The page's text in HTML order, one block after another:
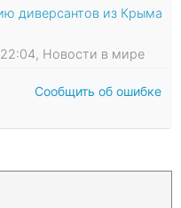
диверсантов из Крыма
Новости в мире
Сообщить об ошибке